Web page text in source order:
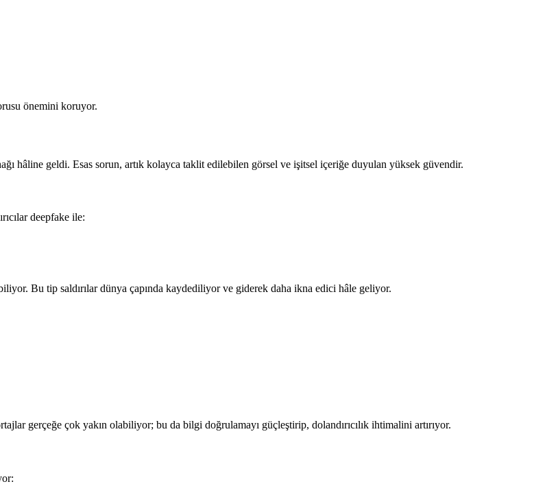
önemini koruyor.
hâline geldi. Esas sorun, artık kolayca taklit edilebilen görsel ve işitsel içeriğe duyulan yüksek güvendir.
deepfake ile:
Bu tip saldırılar dünya çapında kaydediliyor ve giderek daha ikna edici hâle geliyor.
gerçeğe çok yakın olabiliyor; bu da bilgi doğrulamayı güçleştirip, dolandırıcılık ihtimalini artırıyor.